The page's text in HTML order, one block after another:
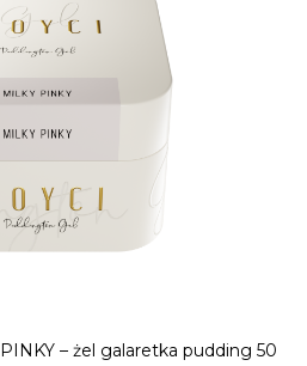
– żel galaretka pudding 50